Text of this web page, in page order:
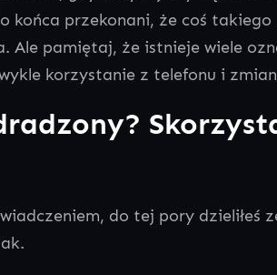
końca przekonani, że coś
Ale pamiętaj, że istnieje wiele
korzystanie z telefonu i
do tej pory